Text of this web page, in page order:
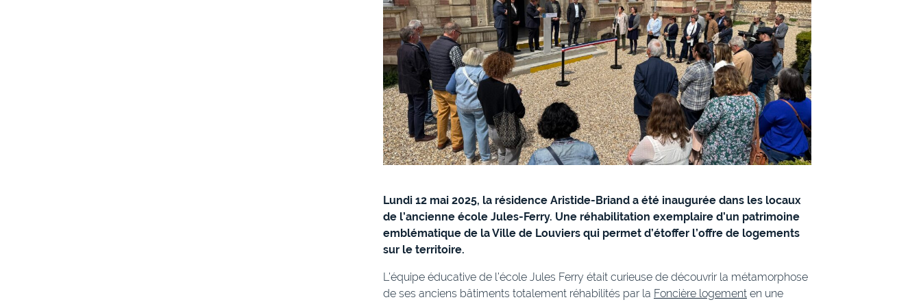
Lundi 12 mai 2025, la résidence Aristide-Briand a été inaugurée dans les locaux
de l’ancienne école Jules-Ferry. Une réhabilitation exemplaire d’un patrimoine
emblématique de la Ville de Louviers qui permet d’étoffer l’offre de logements
sur le territoire.
L’équipe éducative de l’école Jules Ferry était curieuse de découvrir la métamorphose
de ses anciens bâtiments totalement réhabilités par la Foncière logement en une